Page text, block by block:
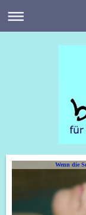
Wenn die